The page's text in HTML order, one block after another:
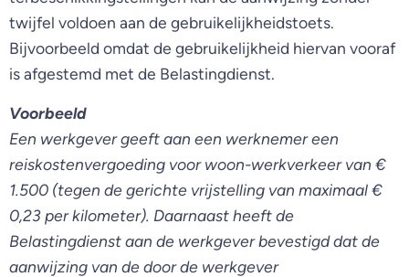
twijfel voldoen aan de gebruikelijkheidstoets.
Bijvoorbeeld omdat de gebruikelijkheid hiervan vooraf
is afgestemd met de Belastingdienst.
Voorbeeld
Een werkgever geeft aan een werknemer een
reiskostenvergoeding voor woon-werkverkeer van €
1.500 (tegen de gerichte vrijstelling van maximaal €
0,23 per kilometer). Daarnaast heeft de
Belastingdienst aan de werkgever bevestigd dat de
aanwijzing van de door de werkgever